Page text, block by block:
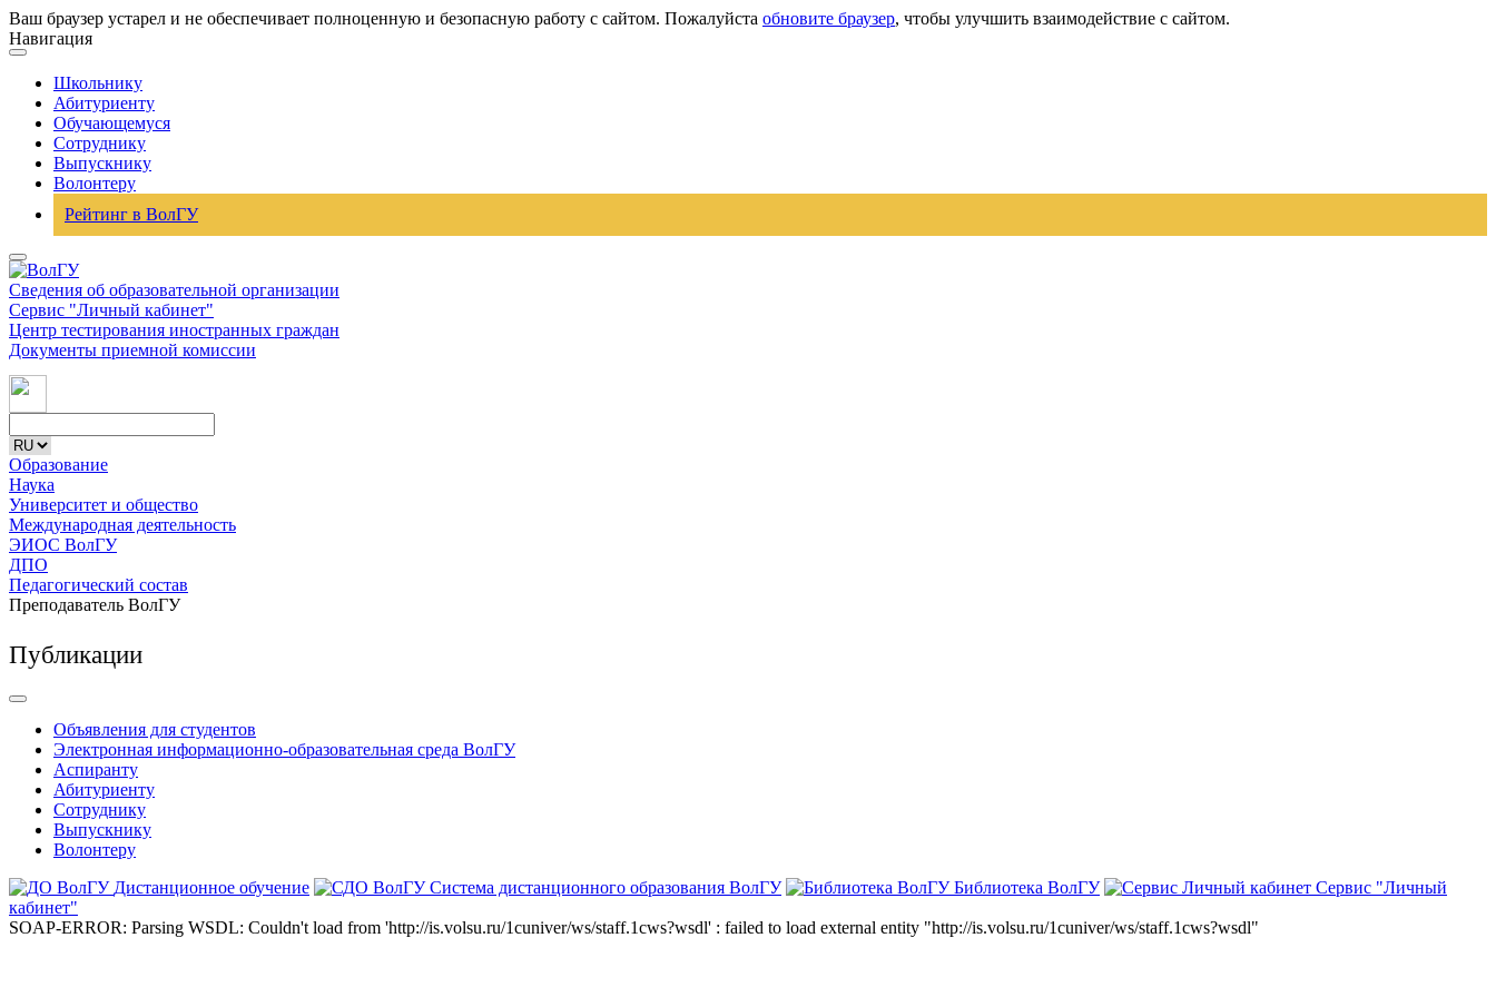
Ваш браузер устарел и не обеспечивает полноценную и безопасную работу с сайтом. Пожалуйста обновите браузер, чтобы улучшить взаимодействие с сайтом.
Навигация
Школьнику
Абитуриенту
Обучающемуся
Сотруднику
Выпускнику
Волонтеру
Рейтинг в ВолГУ
Сведения об образовательной организации
Сервис "Личный кабинет"
Центр тестирования иностранных граждан
Документы приемной комиссии
Образование
Наука
Университет и общество
Международная деятельность
ЭИОС ВолГУ
ДПО
Педагогический состав
Преподаватель ВолГУ
Публикации
Объявления для студентов
Электронная информационно-образовательная среда ВолГУ
Аспиранту
Абитуриенту
Сотруднику
Выпускнику
Волонтеру
Дистанционное обучение
Система дистанционного образования ВолГУ Библиотека ВолГУ
Сервис "Личный
кабинет"
SOAP-ERROR: Parsing WSDL: Couldn't load from 'http://is.volsu.ru/1cuniver/ws/staff.1cws?wsdl' : failed to load external entity "http://is.volsu.ru/1cuniver/ws/staff.1cws?wsdl"